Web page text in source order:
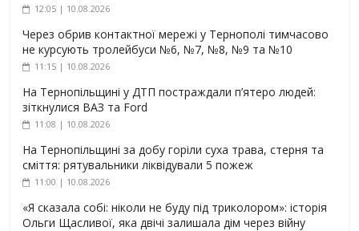
12:05 | 10.08.2026
Через обрив контактної мережі у Тернополі тимчасово
не курсують тролейбуси №6, №7, №8, №9 та №10
11:15 | 10.08.2026
На Тернопільщині у ДТП постраждали п’ятеро людей:
зіткнулися ВАЗ та Ford
11:08 | 10.08.2026
На Тернопільщині за добу горіли суха трава, стерня та
сміття: рятувальники ліквідували 5 пожеж
11:00 | 10.08.2026
«Я сказала собі: ніколи не буду під триколором»: історія
Ольги Щасливої, яка двічі залишала дім через війну